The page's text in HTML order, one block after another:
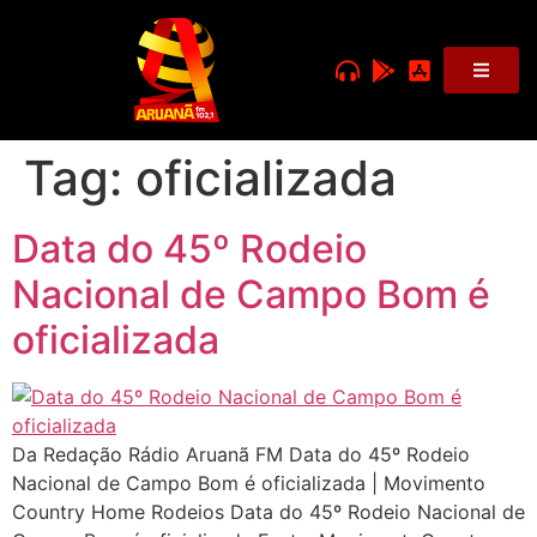
Tag: oficializada
Data do 45º Rodeio
Nacional de Campo Bom é
oficializada
Da Redação Rádio Aruanã FM Data do 45º Rodeio
Nacional de Campo Bom é oficializada | Movimento
Country Home Rodeios Data do 45º Rodeio Nacional de